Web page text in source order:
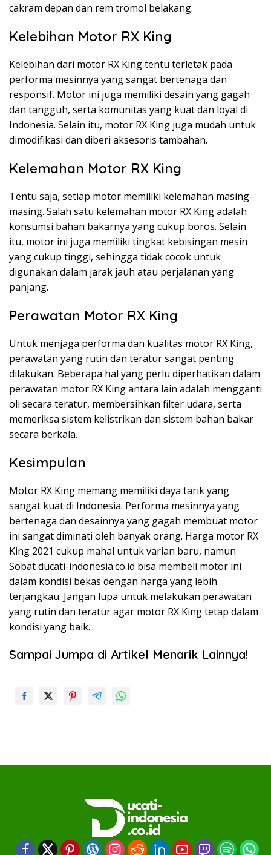
cakram depan dan rem tromol belakang.
Kelebihan Motor RX King
Kelebihan dari motor RX King tentu terletak pada
performa mesinnya yang sangat bertenaga dan
responsif. Motor ini juga memiliki desain yang gagah
dan tangguh, serta komunitas yang kuat dan loyal di
Indonesia. Selain itu, motor RX King juga mudah untuk
dimodifikasi dan diberi aksesoris tambahan.
Kelemahan Motor RX King
Tentu saja, setiap motor memiliki kelemahan masing-
masing. Salah satu kelemahan motor RX King adalah
konsumsi bahan bakarnya yang cukup boros. Selain
itu, motor ini juga memiliki tingkat kebisingan mesin
yang cukup tinggi, sehingga tidak cocok untuk
digunakan dalam jarak jauh atau perjalanan yang
panjang.
Perawatan Motor RX King
Untuk menjaga performa dan kualitas motor RX King,
perawatan yang rutin dan teratur sangat penting
dilakukan. Beberapa hal yang perlu diperhatikan dalam
perawatan motor RX King antara lain adalah mengganti
oli secara teratur, membersihkan filter udara, serta
memeriksa sistem kelistrikan dan sistem bahan bakar
secara berkala.
Kesimpulan
Motor RX King memang memiliki daya tarik yang
sangat kuat di Indonesia. Performa mesinnya yang
bertenaga dan desainnya yang gagah membuat motor
ini sangat diminati oleh banyak orang. Harga motor RX
King 2021 cukup mahal untuk varian baru, namun
Sobat ducati-indonesia.co.id bisa membeli motor ini
dalam kondisi bekas dengan harga yang lebih
terjangkau. Jangan lupa untuk melakukan perawatan
yang rutin dan teratur agar motor RX King tetap dalam
kondisi yang baik.
Sampai Jumpa di Artikel Menarik Lainnya!